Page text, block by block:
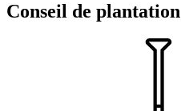
Conseil de plantation